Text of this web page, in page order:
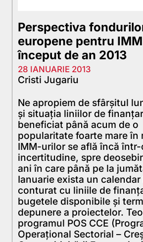
Perspectiva
europene pentru
început de an 2013
28 IANUARIE 2013
Cristi Jugariu
Ne apropiem de sfârșitul
și situația liniilor de
beneficiat până acum de o
popularitate foarte mare în
IMM-urilor se află încă
incertitudine, spre
ani în care până pe la
Ianuarie exista un
conturat cu liniile de
bugetele disponibile și
depunere a proiectelor.
programul POS CCE
Operaţional Sectorial –